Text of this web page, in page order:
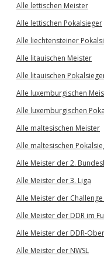
Alle lettischen Meister
Alle lettischen Pokalsieger
Alle liechtensteiner
Alle litauischen Meister
Alle litauischen
Alle luxemburgischen
Alle luxemburgischen
Alle maltesischen Meister
Alle maltesischen
Alle Meister der 2.
Alle Meister der 3. Liga
Alle Meister der
Alle Meister der DDR im
Alle Meister der DDR-
Alle Meister der NWSL